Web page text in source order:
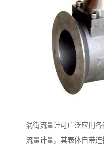
涡街流量计可广泛应用
流量计量，其表体自带